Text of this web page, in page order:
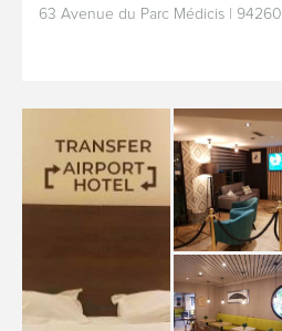
63 Avenue du Parc Médicis 94260